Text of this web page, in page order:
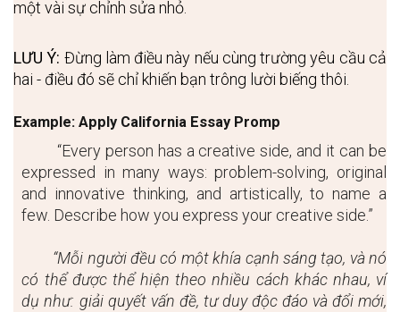
một vài sự chỉnh sửa nhỏ.
LƯU Ý: Đừng làm điều này nếu cùng trường yêu cầu cả
hai - điều đó sẽ chỉ khiến bạn trông lười biếng thôi.
Example: Apply California Essay Promp
“Every person has a creative side, and it can be
expressed in many ways: problem-solving, original
and innovative thinking, and artistically, to name a
few. Describe how you express your creative side.”
“Mỗi người đều có một khía cạnh sáng tạo, và nó
có thể được thể hiện theo nhiều cách khác nhau, ví
dụ như: giải quyết vấn đề, tư duy độc đáo và đổi mới,